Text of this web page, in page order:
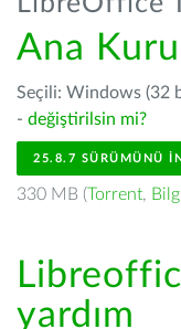
Ana
Seçili: Windows (32
- değiştirilsin mi?
25.8.7 SÜRÜMÜNÜ
330 MB (Torrent,
yardım